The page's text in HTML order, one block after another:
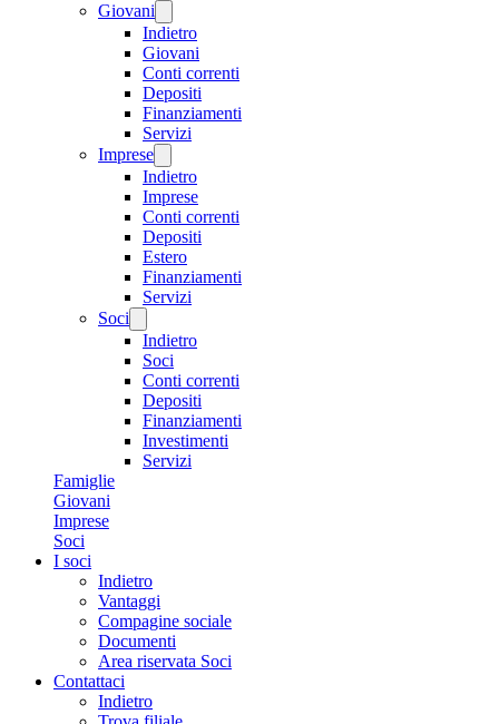
Giovani
Indietro
Giovani
Conti correnti
Depositi
Finanziamenti
Servizi
Imprese
Indietro
Imprese
Conti correnti
Depositi
Estero
Finanziamenti
Servizi
Soci
Indietro
Soci
Conti correnti
Depositi
Finanziamenti
Investimenti
Servizi
Famiglie
Giovani
Imprese
Soci
I soci
Indietro
Vantaggi
Compagine sociale
Documenti
Area riservata Soci
Contattaci
Indietro